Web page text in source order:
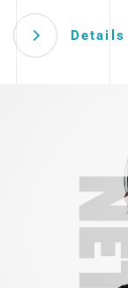
Details